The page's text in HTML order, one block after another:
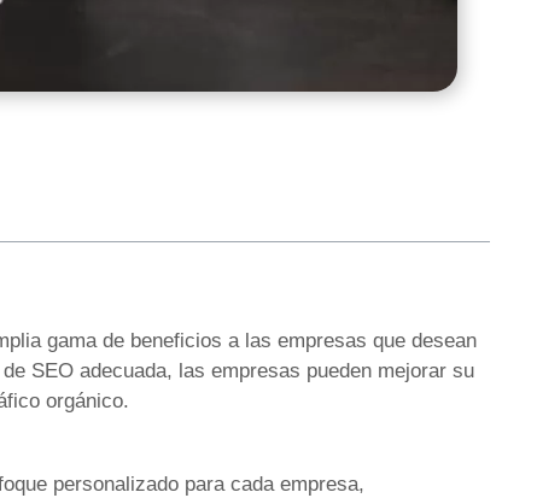
gama de beneficios a las empresas que desean
SEO adecuada, las empresas pueden mejorar su
orgánico.
personalizado para cada empresa,